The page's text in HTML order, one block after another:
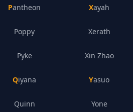
Pantheon
Poppy
Pyke
Qiyana
Quinn
Xayah
Xerath
Xin Zhao
Yasuo
Yone